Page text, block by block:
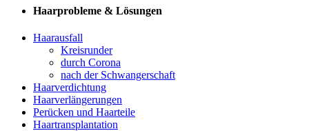
Haarprobleme & Lösungen
Haarausfall
Kreisrunder
durch Corona
nach der Schwangerschaft
Haarverdichtung
Haarverlängerungen
Perücken und Haarteile
Haartransplantation